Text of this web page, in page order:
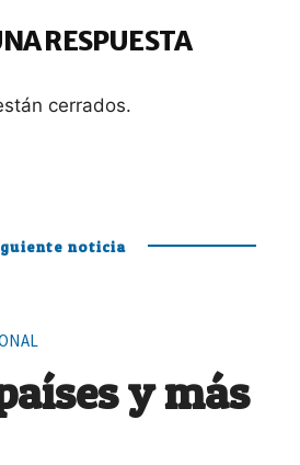
RESPUESTA
cerrados.
noticia
y más